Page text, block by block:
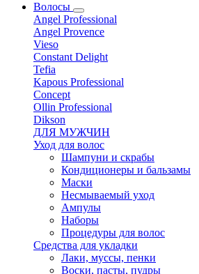
Волосы
Angel Professional
Angel Provence
Vieso
Constant Delight
Tefia
Kapous Professional
Concept
Ollin Professional
Dikson
ДЛЯ МУЖЧИН
Уход для волос
Шампуни и скрабы
Кондиционеры и бальзамы
Маски
Несмываемый уход
Ампулы
Наборы
Процедуры для волос
Средства для укладки
Лаки, муссы, пенки
Воски, пасты, пудры